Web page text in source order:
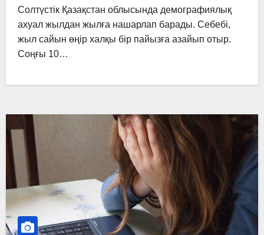
Солтүстік Қазақстан облысында демографиялық
ахуал жылдан жылға нашарлап барады. Себебі,
жыл сайын өңір халқы бір пайызға азайып отыр.
Соңғы 10…